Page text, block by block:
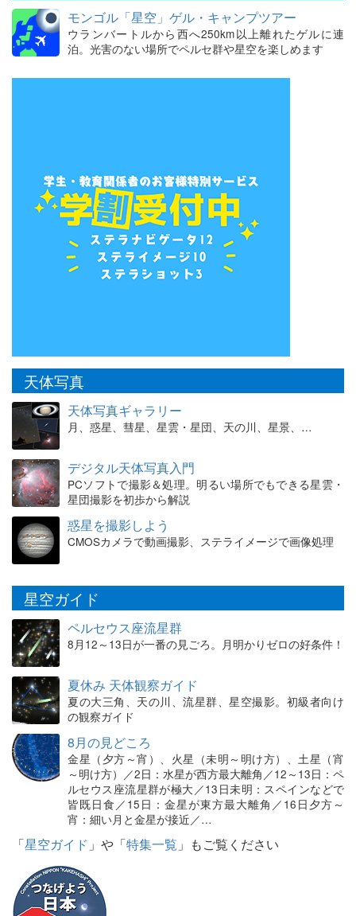
モンゴル「星空」ゲル・キャンプツアー
ウランバートルから西へ250km以上離れたゲルに連
泊。光害のない場所でペルセ群や星空を楽しめます
天体写真
天体写真ギャラリー
月、惑星、彗星、星雲・星団、天の川、星景、…
デジタル天体写真入門
PCソフトで撮影＆処理。明るい場所でもできる星雲・
星団撮影を初歩から解説
惑星を撮影しよう
CMOSカメラで動画撮影、ステライメージで画像処理
星空ガイド
ペルセウス座流星群
8月12～13日が一番の見ごろ。月明かりゼロの好条件！
夏休み 天体観察ガイド
夏の大三角、天の川、流星群、星空撮影。初級者向け
の観察ガイド
8月の見どころ
金星（夕方～宵）、火星（未明～明け方）、土星（宵
～明け方）／2日：水星が西方最大離角／12～13日：ペ
ルセウス座流星群が極大／13日未明：スペインなどで
皆既日食／15日：金星が東方最大離角／16日夕方～
宵：細い月と金星が接近／…
「星空ガイド 」や「特集一覧 」もご覧ください